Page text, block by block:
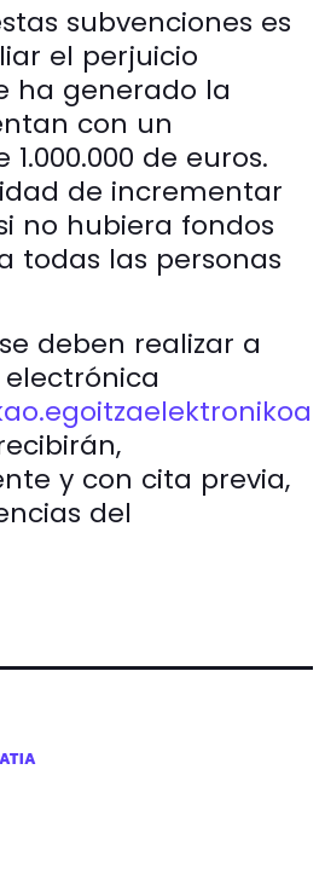
subvenciones es
el perjuicio
ha generado la
con un
de euros.
de incrementar
no hubiera fondos
todas las personas
deben realizar a
y con cita previa,
del